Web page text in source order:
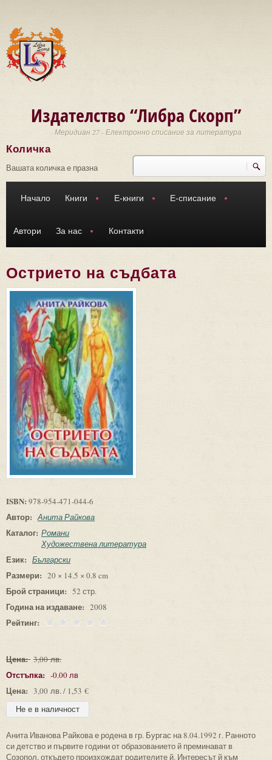
Издателство “Либра Скорп”
Меридиан 27 - Електронно списание за литература
Търси
Количка
Вашата количка е празна
Начало Книги Е-книги Е-списание
Автори За нас Контакти
Острието на съдбата
ISBN: 978-954-471-044-6
Автор: Анита Райкова
Каталог: Романи
Художествена литература
Език: Български
Размери: 20 × 14.5 × 0.8 cm
Брой страници: 52 стр.
Година на издаване: 2008
Рейтинг:
Цена: 3,00 лв.
Отстъпка: -0.00 лв
Цена: 3,00 лв. / 1,53 €
Анита Иванова Райкова е родена в гр. Бургас на 8.04.1992 г. Ранното
си детство и първите години от образованието й преминават в
Созопол, откъдето произхождат родителите й. Интересът й към